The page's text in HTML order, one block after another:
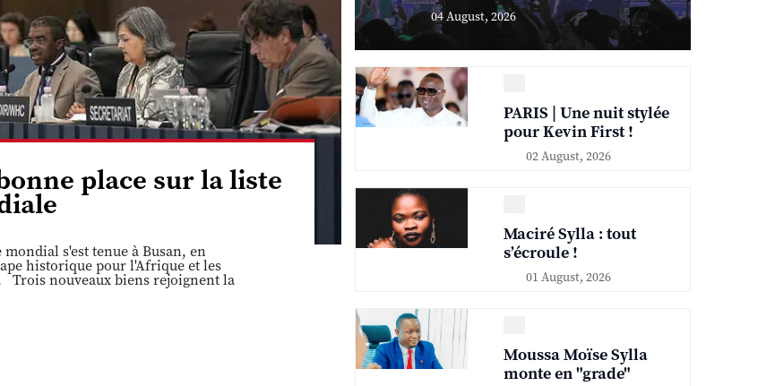
place sur la liste
s'est tenue à Busan, en
historique pour l'Afrique et les
Trois nouveaux biens rejoignent la
04 August, 2026
PARIS | Une nuit stylée
pour Kevin First !
02 August, 2026
Maciré Sylla : tout
s’écroule !
01 August, 2026
Moussa Moïse Sylla
monte en "grade"